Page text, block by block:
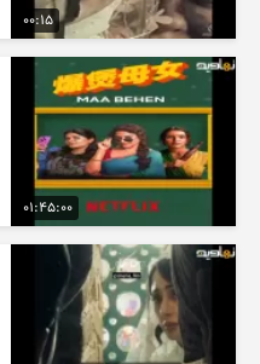
00:15
01:45:00